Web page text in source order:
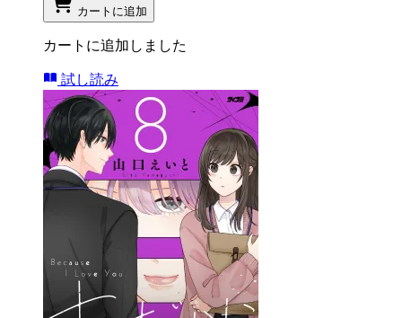
カートに追加
カートに追加しました
試し読み